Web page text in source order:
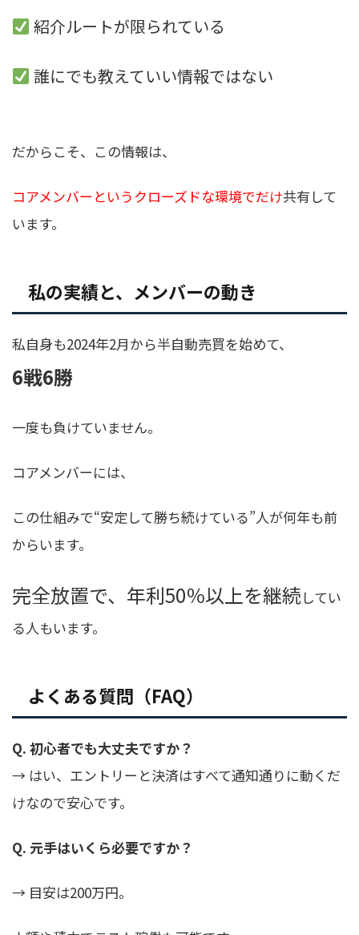
紹介ルートが限られている
誰にでも教えていい情報ではない
だからこそ、この情報は、
コアメンバーというクローズドな環境でだけ共有して
います。
私の実績と、メンバーの動き
私自身も2024年2月から半自動売買を始めて、
6戦6勝
一度も負けていません。
コアメンバーには、
この仕組みで“安定して勝ち続けている”人が何年も前
からいます。
完全放置で、年利50％以上を継続 してい
る人もいます。
よくある質問（FAQ）
Q. 初心者でも大丈夫ですか？
→ はい、エントリーと決済はすべて通知通りに動くだ
けなので安心です。
Q. 元手はいくら必要ですか？
→ 目安は200万円。